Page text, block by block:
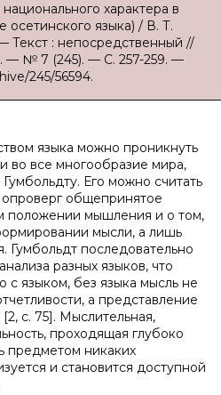
характера в
осетинского языка) / В. Т.
Текст : непосредственный //
— № 7 (245). — С. 257-259. —
245/56594.
языка можно проникнуть
во все многообразие мира,
Его можно считать
общепринятое
мышления и о том,
мысли, а лишь
Гумбольдт последовательно
разных языков, что
с языком, без языка мысль не
а представление
c. 75]. Мыслительная,
проходящая глубоко
предметом никаких
и становится доступной